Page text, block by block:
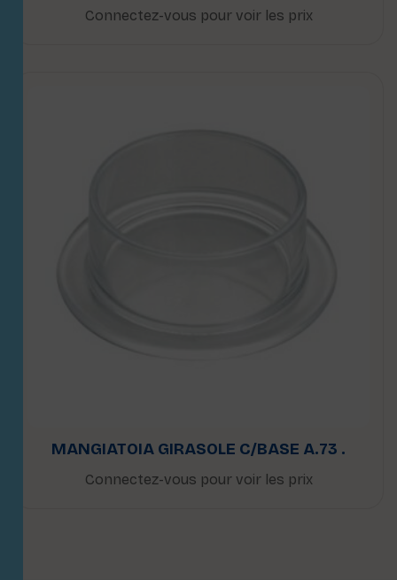
Connectez-vous pour voir les prix
MANGIATOIA GIRASOLE C/BASE A.73 .
Connectez-vous pour voir les prix